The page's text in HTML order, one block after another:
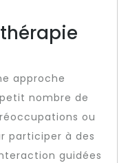
approche
nombre de
ou
participer à des
guidées